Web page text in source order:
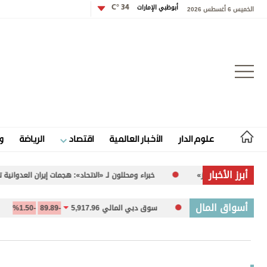
الخميس 6 أغسطس 2026 أبوظبي الإمارات 34 °C
علوم الدار الأخبار العالمية اقتصاد الرياضة
علوم الدار
الأخبار العالمية
اقتصاد
الرياضة
أبرز الأخبار
خبراء ومحللون لـ «الاتحاد»: هجمات إيران العدوانية تشكل تهديداً متزايداً
أسواق المالسوق دبي المالي 5,917.96 -89.89
-1.50%